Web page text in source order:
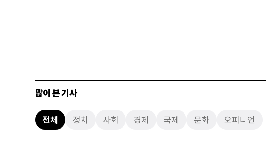
많이 본 기사
전체 정치 사회 경제 국제 문화 오피니언